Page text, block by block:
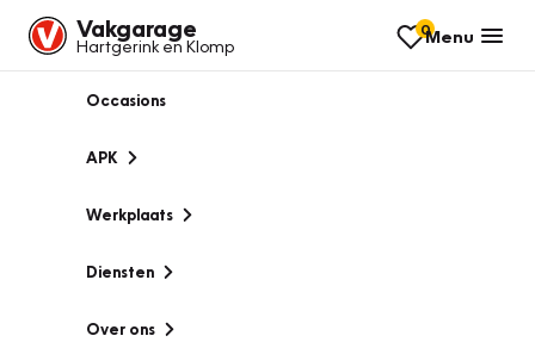
Vakgarage
Hartgerink en Klomp
0Menu
Occasions
APK
Werkplaats
Diensten
Over ons